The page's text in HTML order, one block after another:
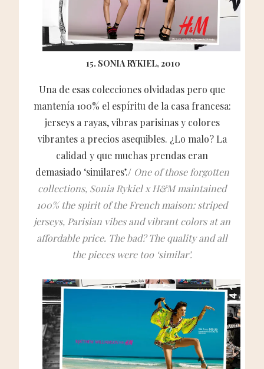
15. SONIA RYKIEL, 2010
Una de esas colecciones olvidadas pero que
mantenía 100% el espíritu de la casa francesa:
jerseys a rayas, vibras parisinas y colores
vibrantes a precios asequibles. ¿Lo malo? La
calidad y que muchas prendas eran
demasiado ‘similares’./ One of those forgotten
collections, Sonia Rykiel x H&M maintained
100% the spirit of the French maison: striped
jerseys, Parisian vibes and vibrant colors at an
affordable price. The bad? The quality and all
the pieces were too ‘similar’.